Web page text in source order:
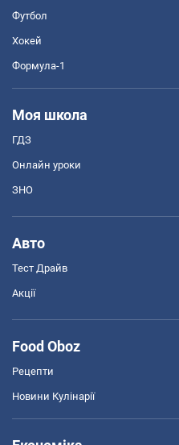
Футбол
Хокей
Формула-1
Моя школа
ГДЗ
Онлайн уроки
ЗНО
Авто
Тест Драйв
Акції
Food Oboz
Рецепти
Новини Кулінарії